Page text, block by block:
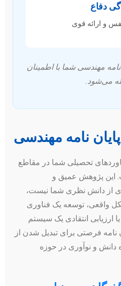
دفاع
و ارائه قوی
نامه مهندسی شما با اطمینان
می‌شود.
نامه مهندسی
تحصیلی شما در مقاطع
این پژوهش عمیق و
از دانش نظری شما نیست،
واقعی، توسعه یک فناوری
ارزیابی انتقادی یک سیستم
فرصتی برای تبدیل شدن از
دانش و نوآوری در حوزه